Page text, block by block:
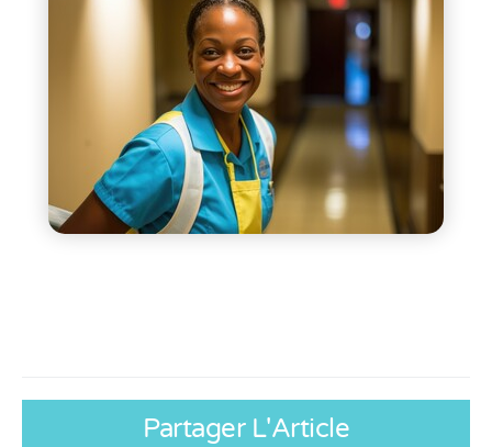
Partager L'Article